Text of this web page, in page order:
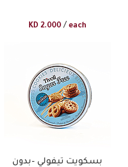
KD 2.000 / each
بسكويت تيفولي –بدون